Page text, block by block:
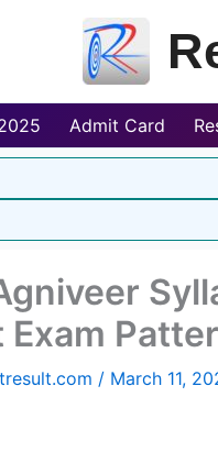
Admit Card
Exam
/ March 11,